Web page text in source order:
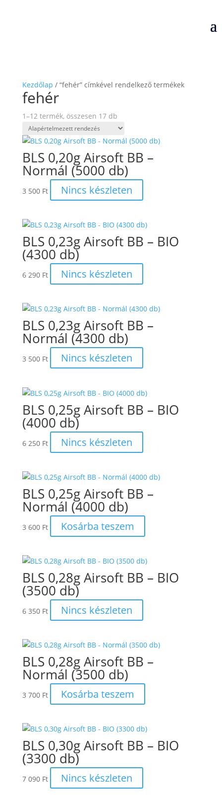
Kezdőlap / “fehér” címkével rendelkező termékek
fehér
1–12 termék, összesen 17 db
BLS 0,20g Airsoft BB –
Normál (5000 db)
3 500 Ft Nincs készleten
BLS 0,23g Airsoft BB – BIO
(4300 db)
6 290 Ft Nincs készleten
BLS 0,23g Airsoft BB –
Normál (4300 db)
3 500 Ft Nincs készleten
BLS 0,25g Airsoft BB – BIO
(4000 db)
6 250 Ft Nincs készleten
BLS 0,25g Airsoft BB –
Normál (4000 db)
3 600 Ft Kosárba teszem
BLS 0,28g Airsoft BB – BIO
(3500 db)
6 350 Ft Nincs készleten
BLS 0,28g Airsoft BB –
Normál (3500 db)
3 700 Ft Kosárba teszem
BLS 0,30g Airsoft BB – BIO
(3300 db)
7 090 Ft Nincs készleten